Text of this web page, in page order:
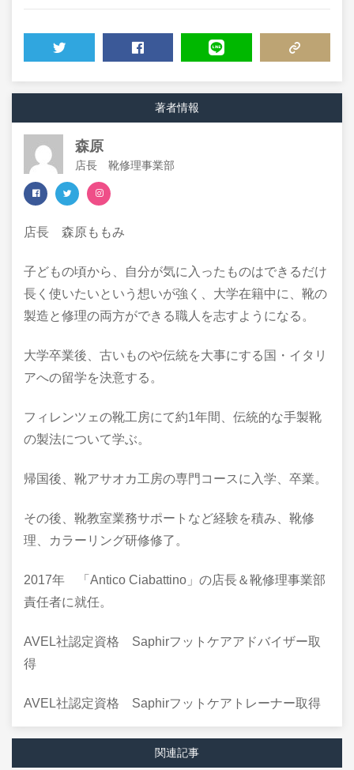
著者情報
森原
店長 靴修理事業部
店長 森原ももみ
子どもの頃から、自分が気に入ったものはできるだけ
長く使いたいという想いが強く、大学在籍中に、靴の
製造と修理の両方ができる職人を志すようになる。
大学卒業後、古いものや伝統を大事にする国・イタリ
アへの留学を決意する。
フィレンツェの靴工房にて約1年間、伝統的な手製靴
の製法について学ぶ。
帰国後、靴アサオカ工房の専門コースに入学、卒業。
その後、靴教室業務サポートなど経験を積み、靴修
理、カラーリング研修修了。
2017年 「Antico Ciabattino」の店長＆靴修理事業部
責任者に就任。
AVEL社認定資格 Saphirフットケアアドバイザー取
得
AVEL社認定資格 Saphirフットケアトレーナー取得
関連記事